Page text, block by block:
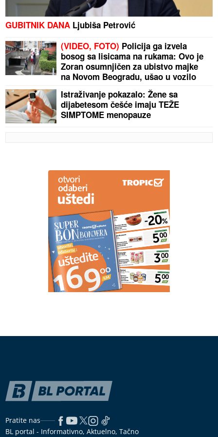
GUBITNIK DANA Ljubiša Petrović
(VIDEO, FOTO) Policija ga izvela
bosog sa lisicama na rukama: Ovo je
Zoran osumnjičen za ubistvo majke
na Novom Beogradu, ušao u vozilo
Istraživanje pokazalo: Žene sa
dijabetesom češće imaju TEŽE
SIMPTOME menopauze
Pratite nas
BL portal - Informativno, Aktuelno, Tačno